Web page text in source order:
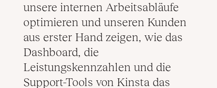
unsere internen Arbeitsabläufe
optimieren und unseren Kunden
aus erster Hand zeigen, wie das
Dashboard, die
Leistungskennzahlen und die
Support-Tools von Kinsta das